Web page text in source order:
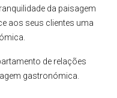
AZEITE da paisagem
aos seus clientes uma
de relações
gastronómica.